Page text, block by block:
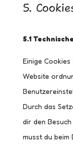
5.
5.1
Einige
Website
Durch das
dir den
musst du beim